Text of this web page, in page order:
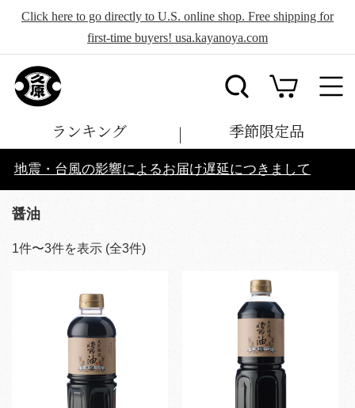
Click here to go directly to U.S. online shop. Free shipping for
first-time buyers! usa.kayanoya.com
ランキング 季節限定品
地震・台風の影響によるお届け遅延につきまして
醤油
1件〜3件を表示 (全3件)